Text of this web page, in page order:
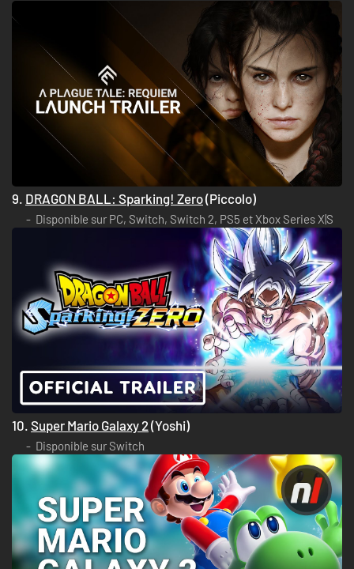
9. DRAGON BALL: Sparking! Zero(Piccolo)
Disponible sur PC, Switch, Switch 2, PS5 et Xbox Series X|S
10. Super Mario Galaxy 2(Yoshi)
Disponible sur Switch